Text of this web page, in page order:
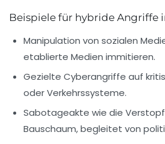
Beispiele für hybride Angriffe
Manipulation von sozialen
etablierte Medien immitieren.
Gezielte Cyberangriffe auf
oder Verkehrssysteme.
Sabotageakte wie die
Bauschaum, begleitet von